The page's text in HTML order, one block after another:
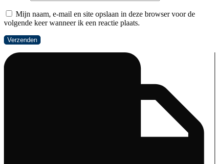
Mijn naam, e-mail en site opslaan in deze browser voor de
volgende keer wanneer ik een reactie plaats.